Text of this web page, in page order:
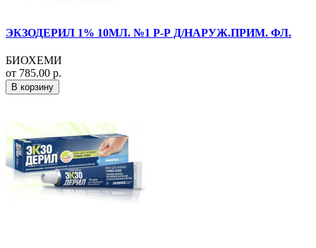
ЭКЗОДЕРИЛ 1% 10МЛ. №1 Р-Р Д/НАРУЖ.ПРИМ. ФЛ.
БИОХЕМИ
от 785.00 р.
В корзину